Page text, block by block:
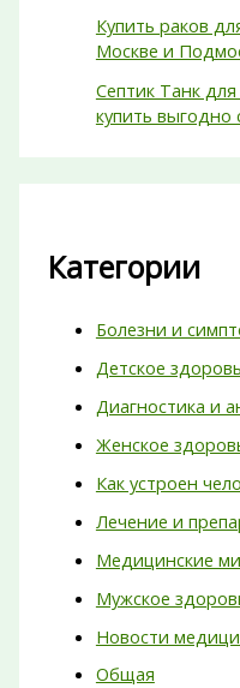
Купить раков
Москве и
Септик Танк
купить выгодно
Категории
Болезни и
Детское
Диагностика и
Женское
Как устроен
Лечение и
Медицинские
Мужское
Новости
Общая